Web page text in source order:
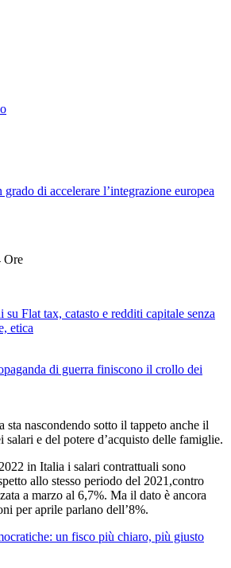
di accelerare l’integrazione europea
Ore
Flat tax, catasto e redditi capitale senza
etica
di guerra finiscono il crollo dei
sta nascondendo sotto il tappeto anche il
e del potere d’acquisto delle famiglie.
in Italia i salari contrattuali sono
allo stesso periodo del 2021,contro
a marzo al 6,7%. Ma il dato è ancora
per aprile parlano dell’8%.
un fisco più chiaro, più giusto